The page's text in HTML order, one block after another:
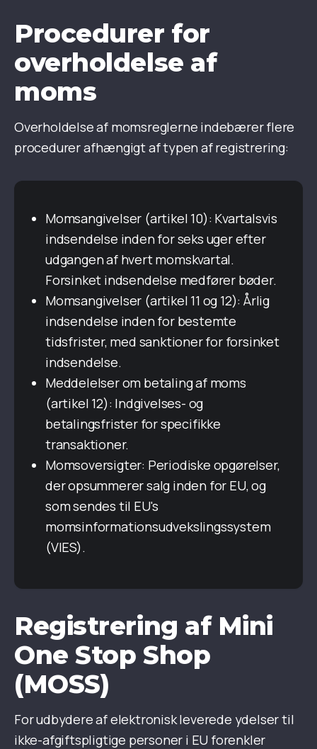
Procedurer for
overholdelse af
moms
Overholdelse af momsreglerne indebærer flere
procedurer afhængigt af typen af registrering:
Momsangivelser (artikel 10): Kvartalsvis
indsendelse inden for seks uger efter
udgangen af hvert momskvartal.
Forsinket indsendelse medfører bøder.
Momsangivelser (artikel 11 og 12): Årlig
indsendelse inden for bestemte
tidsfrister, med sanktioner for forsinket
indsendelse.
Meddelelser om betaling af moms
(artikel 12): Indgivelses- og
betalingsfrister for specifikke
transaktioner.
Momsoversigter: Periodiske opgørelser,
der opsummerer salg inden for EU, og
som sendes til EU's
momsinformationsudvekslingssystem
(VIES).
Registrering af Mini
One Stop Shop
(MOSS)
For udbydere af elektronisk leverede ydelser til
ikke-afgiftspligtige personer i EU forenkler